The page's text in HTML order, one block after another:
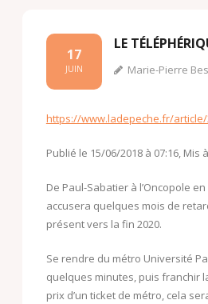
LE
17
JUIN Marie-Pierre Bes
https://www.ladepeche.fr/
Publié le 15/06/2018à 07:16, Mis
De Paul-Sabatier à l’Oncopole
accusera quelques mois de
présent vers la fin 2020.
Se rendre du métro Université
quelques minutes, puis franchir
prix d’un ticket de métro, cela